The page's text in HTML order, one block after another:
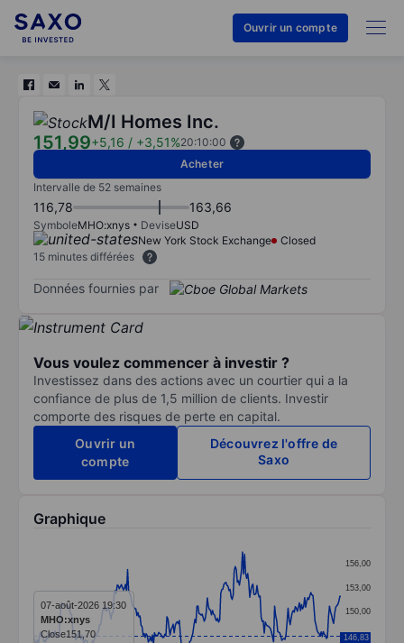
Ouvrir un compte
M/I Homes Inc.
151,99+5,16 / +3,51%20:10:00
Acheter
Intervalle de 52 semaines
116,78 163,66
SymboleMHO:xnys DeviseUSD
New York Stock Exchange
Closed
15 minutes différées
Données fournies par
Vous voulez commencer à investir ?
Investissez dans des actions avec un courtier qui a la
confiance de plus de 1,5 million de clients. Investir
comporte des risques de perte en capital.
Ouvrir un
compte
Découvrez l'offre de
Saxo
Graphique
Line chart with 298 data points.
The chart has 1 X axis displaying categories.
The chart has 1 Y axis displaying values. Data ranges
147,00
150,00
153,00
156,00
146,83
07-août-2026 19:30
MHO:xnys
Close151,70